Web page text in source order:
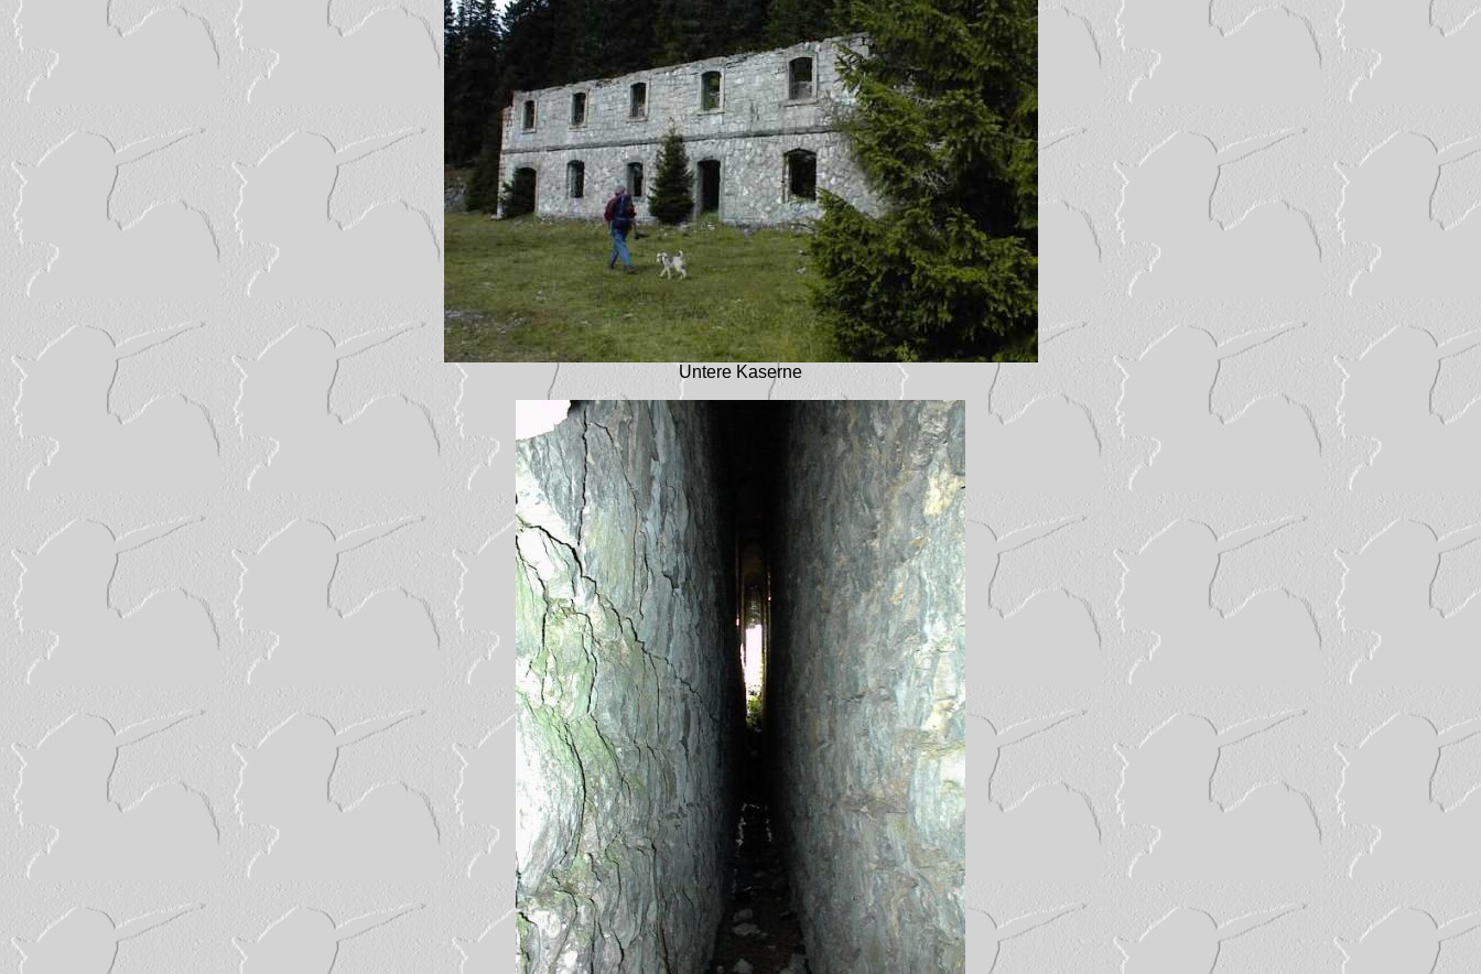
Untere Kaserne